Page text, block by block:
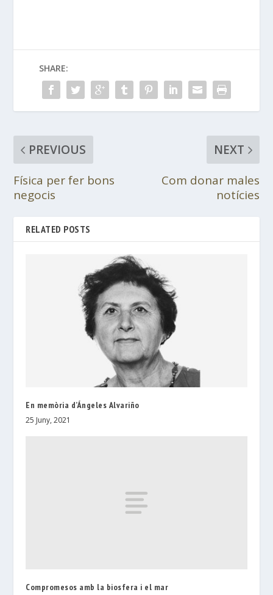
SHARE:
PREVIOUS
Física per fer bons
negocis
NEXT
Com donar males
notícies
RELATED POSTS
En memòria d’Ángeles Alvariño
25 Juny, 2021
Compromesos amb la biosfera i el mar